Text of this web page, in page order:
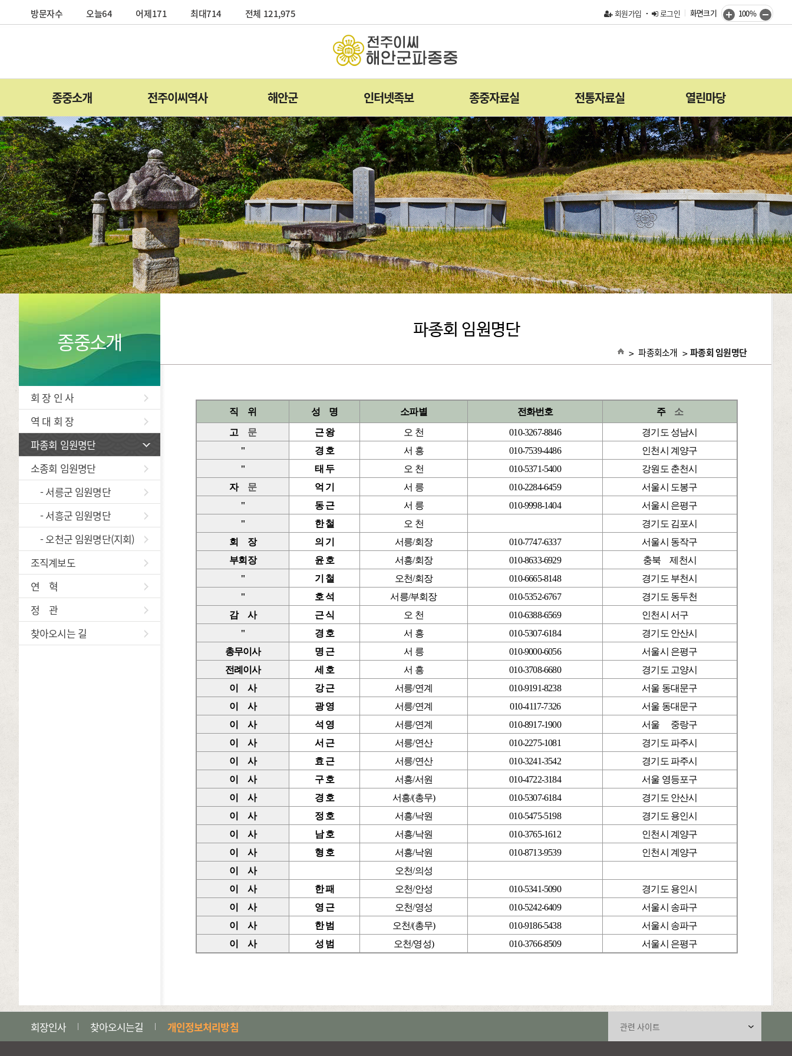
방문자수 오늘64 어제171 최대714 전체 121,975 회원가입 로그인 화면크기 100%
종중소개 전주이씨역사 해안군 인터넷족보 종중자료실 전통자료실 열린마당
종중소개
회 장 인 사
역 대 회 장
파종회 임원명단
소종회 임원명단
- 서릉군 임원명단
- 서흥군 임원명단
- 오천군 임원명단(지회)
조직계보도
연 혁
정 관
찾아오시는 길
파종회 임원명단
> 파종회소개 > 파종회 임원명단
직 위 성 명 소파별 전화번호 주 소
고 문 근 왕 오 천 010-3267-8846
경기도 성남시
"
경 호 서 흥 010-7539-4486
인천시 계양구
"
태 두 오 천 010-5371-5400
강원도 춘천시
자
문 억 기 서 릉 010-2284-6459
서울시 도봉구
"
동 근 서 릉 010-9998-1404
서울시 은평구
"
한 철 오 천
경기도 김포시
회 장
의 기 서릉/회장 010-7747-6337
서울시 동작구
부회장
윤 호 서흥/회장 010-8633-6929
충북 제천시
"
기 철 오천/회장 010-6665-8148
경기도 부천시
"
호 석 서릉/부회장 010-5352-6767
경기도 동두천
감 사
근 식 오 천 010-6388-6569
인천시 서구
"
경 호 서 흥 010-5307-6184
경기도 안산시
총무이사
명 근 서 릉 010-9000-6056
서울시 은평구
전례이사
세 호 서 흥 010-3708-6680
경기도 고양시
이 사
강 근 서릉/연계 010-9191-8238
서울 동대문구
이 사
광 영 서릉/연계 010-4117-7326
서울 동대문구
이 사
석 영 서릉/연계 010-8917-1900
서울 중랑구
이 사
서 근 서릉/연산 010-2275-1081
경기도 파주시
이 사
효 근 서릉/연산 010-3241-3542
경기도 파주시
이 사
구 호 서흥/서원 010-4722-3184
서울 영등포구
이 사
경 호 서흥/(총무) 010-5307-6184
경기도 안산시
이 사
정 호 서흥/낙원 010-5475-5198
경기도 용인시
이 사
남 호 서흥/낙원 010-3765-1612
인천시 계양구
이 사
형 호 서흥/낙원 010-8713-9539
인천시 계양구
이 사
오천/의성
이 사
한 패 오천/안성 010-5341-5090
경기도 용인시
이 사
영 근 오천/영성 010-5242-6409
서울시 송파구
이 사
한 범 오천/(총무) 010-9186-5438
서울시 송파구
이 사
성 범 오천/영성) 010-3766-8509 서울시 은평구
회장인사 찾아오시는길 개인정보처리방침